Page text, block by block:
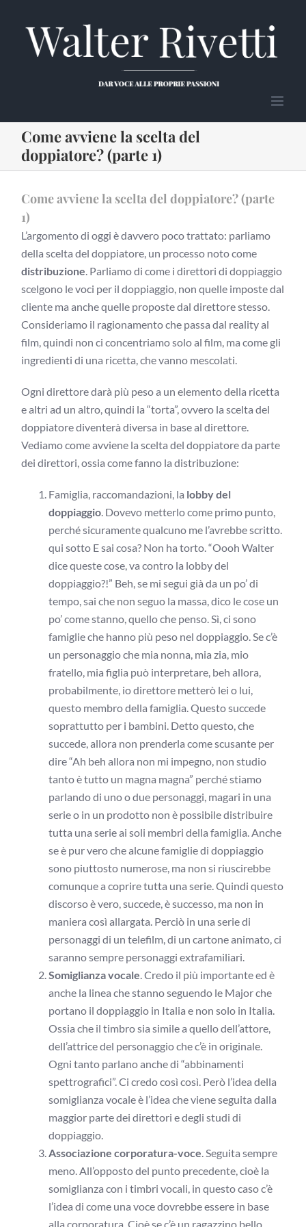
contenuto
Come avviene la scelta del
doppiatore? (parte 1)
Come avviene la scelta del doppiatore? (parte
1)
L’argomento di oggi è davvero poco trattato: parliamo
della scelta del doppiatore, un processo noto come
distribuzione . Parliamo di come i direttori di doppiaggio
scelgono le voci per il doppiaggio, non quelle imposte dal
cliente ma anche quelle proposte dal direttore stesso.
Consideriamo il ragionamento che passa dal reality al
film, quindi non ci concentriamo solo al film, ma come gli
ingredienti di una ricetta, che vanno mescolati.
Ogni direttore darà più peso a un elemento della ricetta
e altri ad un altro, quindi la “torta”, ovvero la scelta del
doppiatore diventerà diversa in base al direttore.
Vediamo come avviene la scelta del doppiatore da parte
dei direttori, ossia come fanno la distribuzione:
Famiglia, raccomandazioni, la lobby del
doppiaggio . Dovevo metterlo come primo punto,
perché sicuramente qualcuno me l’avrebbe scritto.
qui sotto E sai cosa? Non ha torto. “Oooh Walter
dice queste cose, va contro la lobby del
doppiaggio?!” Beh, se mi segui già da un po’ di
tempo, sai che non seguo la massa, dico le cose un
po’ come stanno, quello che penso. Sì, ci sono
famiglie che hanno più peso nel doppiaggio. Se c’è
un personaggio che mia nonna, mia zia, mio
fratello, mia figlia può interpretare, beh allora,
probabilmente, io direttore metterò lei o lui,
questo membro della famiglia. Questo succede
soprattutto per i bambini. Detto questo, che
succede, allora non prenderla come scusante per
dire “Ah beh allora non mi impegno, non studio
tanto è tutto un magna magna” perché stiamo
parlando di uno o due personaggi, magari in una
serie o in un prodotto non è possibile distribuire
tutta una serie ai soli membri della famiglia. Anche
se è pur vero che alcune famiglie di doppiaggio
sono piuttosto numerose, ma non si riuscirebbe
comunque a coprire tutta una serie. Quindi questo
discorso è vero, succede, è successo, ma non in
maniera così allargata. Perciò in una serie di
personaggi di un telefilm, di un cartone animato, ci
saranno sempre personaggi extrafamiliari.
Somiglianza vocale . Credo il più importante ed è
anche la linea che stanno seguendo le Major che
portano il doppiaggio in Italia e non solo in Italia.
Ossia che il timbro sia simile a quello dell’attore,
dell’attrice del personaggio che c’è in originale.
Ogni tanto parlano anche di “abbinamenti
spettrografici”. Ci credo così così. Però l’idea della
somiglianza vocale è l’idea che viene seguita dalla
maggior parte dei direttori e degli studi di
doppiaggio.
Associazione corporatura-voce . Seguita sempre
meno. All’opposto del punto precedente, cioè la
somiglianza con i timbri vocali, in questo caso c’è
l’idea di come una voce dovrebbe essere in base
alla corporatura. Cioè se c’è un ragazzino bello,